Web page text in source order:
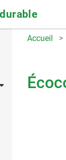
Accueil